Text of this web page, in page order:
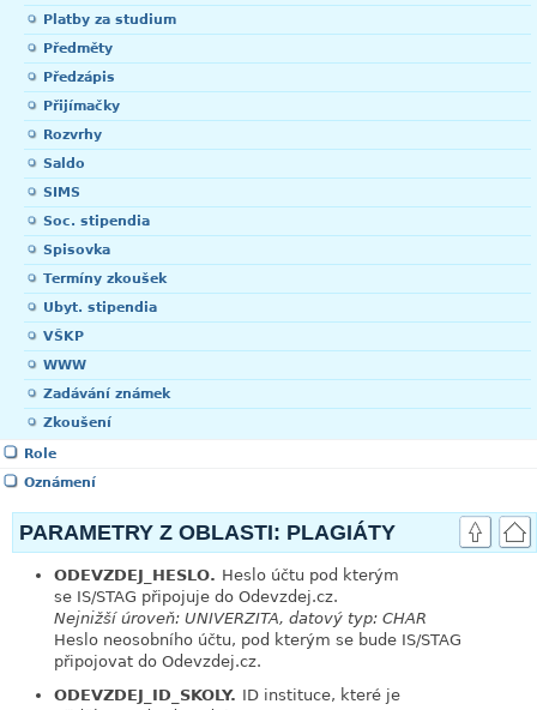
Platby za studium
Předměty
Předzápis
Přijímačky
Rozvrhy
Saldo
SIMS
Soc. stipendia
Spisovka
Termíny zkoušek
Ubyt. stipendia
VŠKP
WWW
Zadávání známek
Zkoušení
Role
Oznámení
PARAMETRY Z OBLASTI: PLAGIÁTY
ODEVZDEJ_HESLO. Heslo účtu pod kterým
se IS/STAG připojuje do Odevzdej.cz.
Nejnižší úroveň: UNIVERZITA, datový typ: CHAR
Heslo neosobního účtu, pod kterým se bude IS/STAG
připojovat do Odevzdej.cz.
ODEVZDEJ_ID_SKOLY. ID instituce, které je